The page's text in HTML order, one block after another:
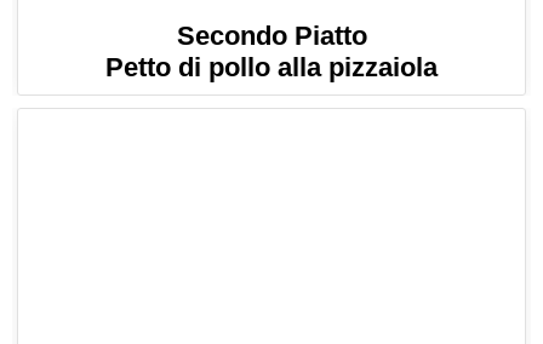
Secondo Piatto
Petto di pollo alla pizzaiola